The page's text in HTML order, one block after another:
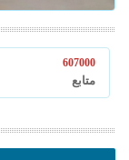
607000
متابع